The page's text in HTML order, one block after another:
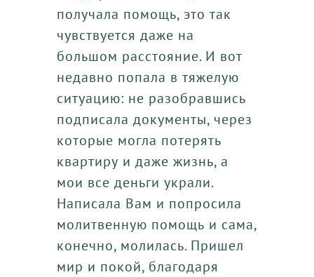
получала помощь, это так
чувствуется даже на
большом расстояние. И вот
недавно попала в тяжелую
ситуацию: не разобравшись
подписала документы, через
которые могла потерять
квартиру и даже жизнь, а
мои все деньги украли.
Написала Вам и попросила
молитвенную помощь и сама,
конечно, молилась. Пришел
мир и покой, благодаря